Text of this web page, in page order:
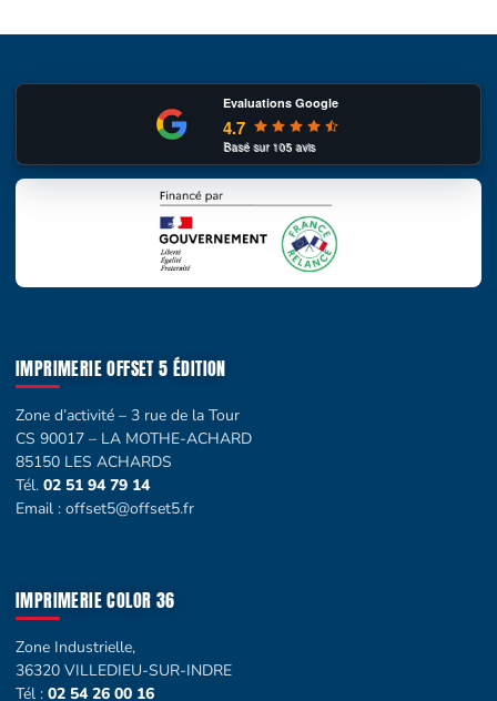
Evaluations Google
4.7
Basé sur105avis
IMPRIMERIE OFFSET 5 ÉDITION
Zone d’activité – 3 rue de la Tour
CS 90017 – LA MOTHE-ACHARD
85150 LES ACHARDS
Tél. 02 51 94 79 14
Email : offset5@offset5.fr
IMPRIMERIE COLOR 36
Zone Industrielle,
36320 VILLEDIEU-SUR-INDRE
Tél : 02 54 26 00 16